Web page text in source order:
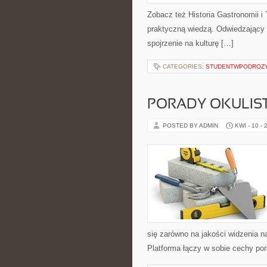
Zobacz też Historia Gastronomii i
praktyczną wiedzą.
spojrzenie na kulturę […]
CATEGORIES:
PORADY
POSTED BY ADMIN KWI - 10 -
się zarówno na jakości widzenia
Platforma łączy w sobie cechy